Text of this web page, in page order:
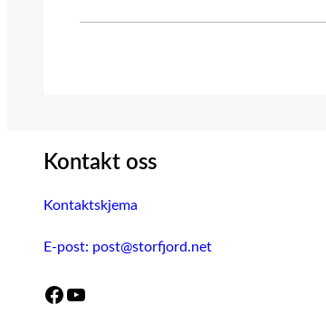
Kontakt oss
Kontaktskjema
E-post: post@storfjord.net
Facebook YouTube